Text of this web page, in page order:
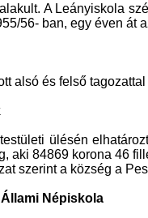
A Leányiskola
56- ban, egy éven
alsó és felső
ülésén
aki 84869 korona 46
szerint a község a
Népiskola